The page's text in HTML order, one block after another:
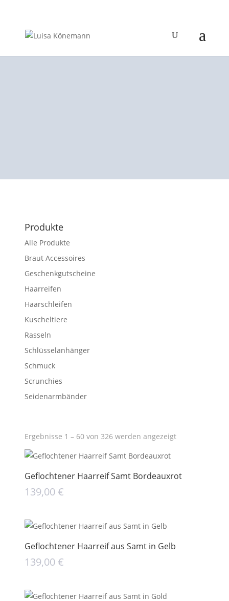
Produkte
Alle Produkte
Braut Accessoires
Geschenkgutscheine
Haarreifen
Haarschleifen
Kuscheltiere
Rasseln
Schlüsselanhänger
Schmuck
Scrunchies
Seidenarmbänder
Ergebnisse 1 – 60 von 326 werden angezeigt
Geflochtener Haarreif Samt Bordeauxrot
139,00€
Geflochtener Haarreif aus Samt in Gelb
139,00€